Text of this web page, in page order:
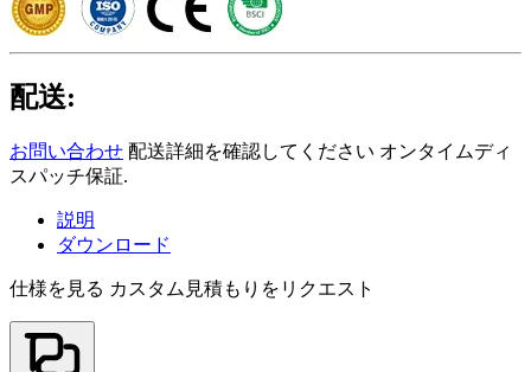
配送:
お問い合わせ 配送詳細を確認してください オンタイムディ
スパッチ保証.
説明
ダウンロード
仕様を見る カスタム見積もりをリクエスト